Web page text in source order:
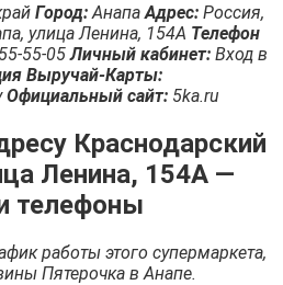
Город:АнапаАдрес: Россия,
улица Ленина, 154А Телефон
55-05Личный кабинет: Вход в
Выручай-Карты:
Официальный сайт: 5ka.ru
Краснодарский
Ленина, 154А —
телефоны
работы этого супермаркета,
Пятерочка в Анапе.